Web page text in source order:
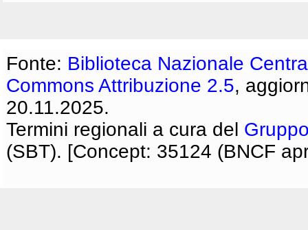
Fonte: Biblioteca Nazionale
Commons Attribuzione 2.5,
20.11.2025.
Termini regionali a cura del
(SBT). [Concept: 35124 (BNCF